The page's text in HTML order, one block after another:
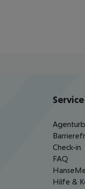
Check-in
FAQ
Hilfe &